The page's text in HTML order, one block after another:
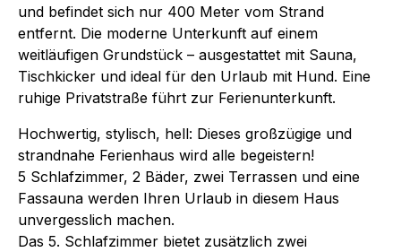
und befindet sich nur 400 Meter vom Strand
entfernt. Die moderne Unterkunft auf einem
weitläufigen Grundstück – ausgestattet mit Sauna,
Tischkicker und ideal für den Urlaub mit Hund. Eine
ruhige Privatstraße führt zur Ferienunterkunft.
Hochwertig, stylisch, hell: Dieses großzügige und
strandnahe Ferienhaus wird alle begeistern!
5 Schlafzimmer, 2 Bäder, zwei Terrassen und eine
Fassauna werden Ihren Urlaub in diesem Haus
unvergesslich machen.
Das 5. Schlafzimmer bietet zusätzlich zwei